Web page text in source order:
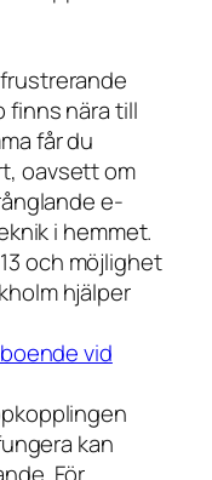
finns nära till
får du
oavsett om
e-
i hemmet.
och möjlighet
hjälper
vid
kan